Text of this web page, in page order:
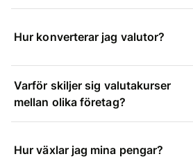
Hur konverterar jag valutor?
Varför skiljer sig valutakurser
mellan olika företag?
Hur växlar jag mina pengar?